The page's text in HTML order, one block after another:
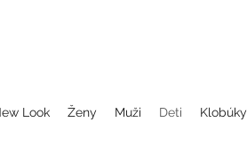
Look Ženy Muži Deti Klobúky